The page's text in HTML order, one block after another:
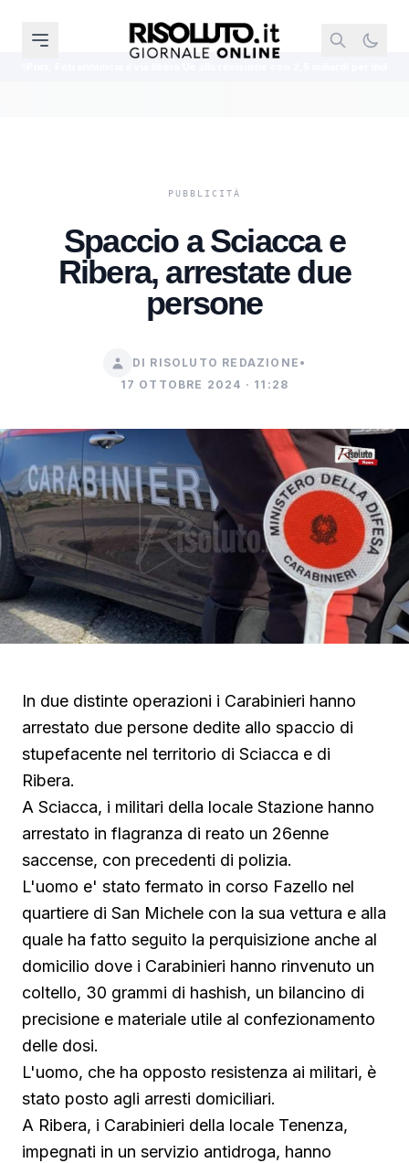
Spaccio a Sciacca e
Ribera, arrestate due
persone
DI RISOLUTO REDAZIONE •
17 OTTOBRE 2024 · 11:28
In due distinte operazioni i Carabinieri hanno
arrestato due persone dedite allo spaccio di
stupefacente nel territorio di Sciacca e di
Ribera.
A Sciacca, i militari della locale Stazione hanno
arrestato in flagranza di reato un 26enne
saccense, con precedenti di polizia.
L'uomo e' stato fermato in corso Fazello nel
quartiere di San Michele con la sua vettura e alla
quale ha fatto seguito la perquisizione anche al
domicilio dove i Carabinieri hanno rinvenuto un
coltello, 30 grammi di hashish, un bilancino di
precisione e materiale utile al confezionamento
delle dosi.
L'uomo, che ha opposto resistenza ai militari, è
stato posto agli arresti domiciliari.
A Ribera, i Carabinieri della locale Tenenza,
impegnati in un servizio antidroga, hanno